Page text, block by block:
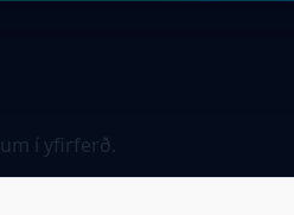
í yfirferð.